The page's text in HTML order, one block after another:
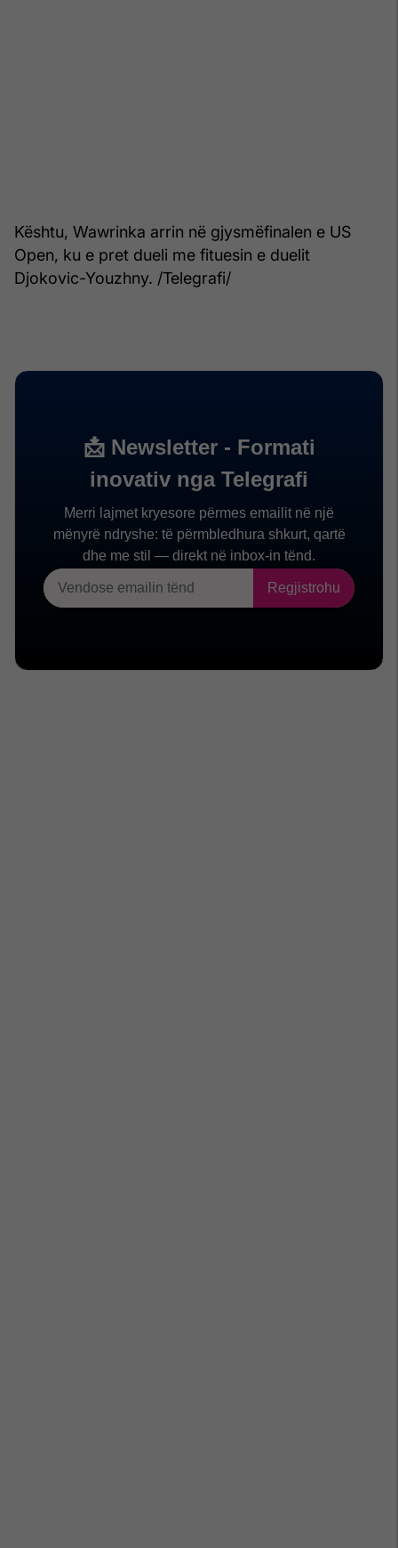
Kështu, Wawrinka arrin në gjysmëfinalen e US
Open, ku e pret dueli me fituesin e duelit
Djokovic-Youzhny. /Telegrafi/